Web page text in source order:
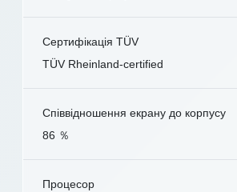
Сертифікація TÜV
TÜV Rheinland-certified
Співвідношення екрану до корпусу
86 ％
Процесор